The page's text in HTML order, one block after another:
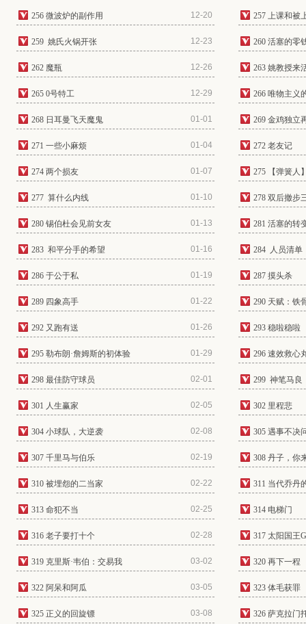
256 微波炉的副作用 12-20 257 上课和被
259 姚氏火锅开张 12-23 260 活塞的零
262 魔瓶 12-26 263 姚教授来
265 0号特工 12-29 266 唯物主义
268 日耳曼飞天魔鬼 01-01 269 金鸡独立
271 一些小麻烦 01-04 272 老友记
274 两个损友 01-07 275 【弹簧人
277 算什么内线 01-10 278 双后撤步
280 锡伯杜会见前女友 01-13 281 活塞的转
283 和平分手的希望 01-16 284 人员清单
286 于公于私 01-19 287 摸头杀
289 四象高手 01-22 290 天赋：铁
292 又跑有送 01-26 293 稳啦稳啦
295 勒布朗·詹姆斯的初体验 01-29 296 速效救心
298 最佳防守球员 02-01 299 神笔马良
301 人生赢家 02-05 302 里程悲
304 小球队，大逆袭 02-08 305 遇事不决
307 千里马与伯乐 02-19 308 丹子，你
310 被埋怨的二当家 02-22 311 当代乔丹
313 命犯不当 02-25 314 电梯门
316 老子要打十个 02-28 317 太阳国王
319 克里斯·韦伯：交易我 03-02 320 再下一程
322 阿呆和阿瓜 03-05 323 体毛获罪
325 正义的回旋镖 03-08 326 萨克拉门